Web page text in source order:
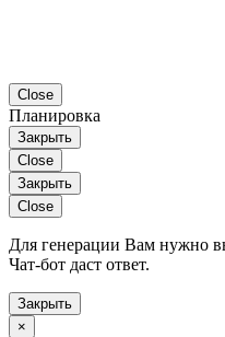
Close
Планировка
Закрыть
Close
Закрыть
Close
Для генерации Вам нужно
Чат-бот даст ответ.
Закрыть
×